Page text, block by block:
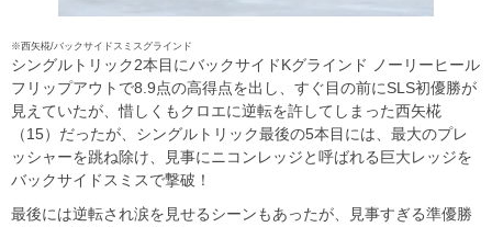
※西矢椛/バックサイドスミスグラインド
シングルトリック2本目にバックサイドKグラインド ノーリーヒール
フリップアウトで8.9点の高得点を出し、すぐ目の前にSLS初優勝が
見えていたが、惜しくもクロエに逆転を許してしまった西矢椛
（15）だったが、シングルトリック最後の5本目には、最大のプレ
ッシャーを跳ね除け、見事にニコンレッジと呼ばれる巨大レッジを
バックサイドスミスで撃破！
最後には逆転され涙を見せるシーンもあったが、見事すぎる準優勝